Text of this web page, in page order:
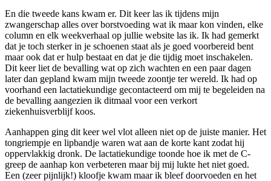
En die tweede kans kwam er. Dit keer las ik tijdens mijn
zwangerschap alles over borstvoeding wat ik maar kon vinden, elke
column en elk weekverhaal op jullie website las ik. Ik had gemerkt
dat je toch sterker in je schoenen staat als je goed voorbereid bent
maar ook dat er hulp bestaat en dat je die tijdig moet inschakelen.
Dit keer liet de bevalling wat op zich wachten en een paar dagen
later dan gepland kwam mijn tweede zoontje ter wereld. Ik had op
voorhand een lactatiekundige gecontacteerd om mij te begeleiden na
de bevalling aangezien ik ditmaal voor een verkort
ziekenhuisverblijf koos.
Aanhappen ging dit keer wel vlot alleen niet op de juiste manier. Het
tongriempje en lipbandje waren wat aan de korte kant zodat hij
oppervlakkig dronk. De lactatiekundige toonde hoe ik met de C-
greep de aanhap kon verbeteren maar bij mij lukte het niet goed.
Een (zeer pijnlijk!) kloofje kwam maar ik bleef doorvoeden en het